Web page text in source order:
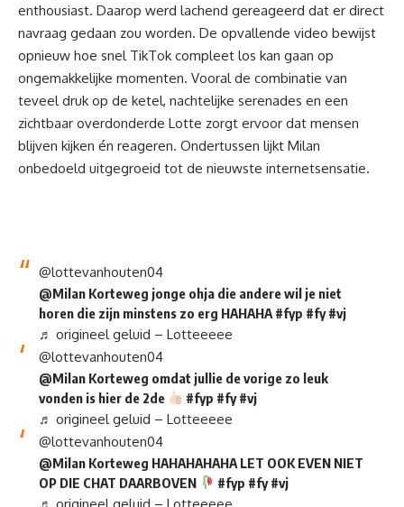
enthousiast. Daarop werd lachend gereageerd dat er direct
navraag gedaan zou worden. De opvallende video bewijst
opnieuw hoe snel TikTok compleet los kan gaan op
ongemakkelijke momenten. Vooral de combinatie van
teveel druk op de ketel, nachtelijke serenades en een
zichtbaar overdonderde Lotte zorgt ervoor dat mensen
blijven kijken én reageren. Ondertussen lijkt Milan
onbedoeld uitgegroeid tot de nieuwste internetsensatie.
@lottevanhouten04
@Milan Korteweg jonge ohja die andere wil je niet
horen die zijn minstens zo erg HAHAHA #fyp #fy #vj
♬ origineel geluid – Lotteeeee
@lottevanhouten04
@Milan Korteweg omdat jullie de vorige zo leuk
vonden is hier de 2de
#fyp #fy #vj
♬ origineel geluid – Lotteeeee
@lottevanhouten04
@Milan Korteweg HAHAHAHAHA LET OOK EVEN NIET
OP DIE CHAT DAARBOVEN
#fyp #fy #vj